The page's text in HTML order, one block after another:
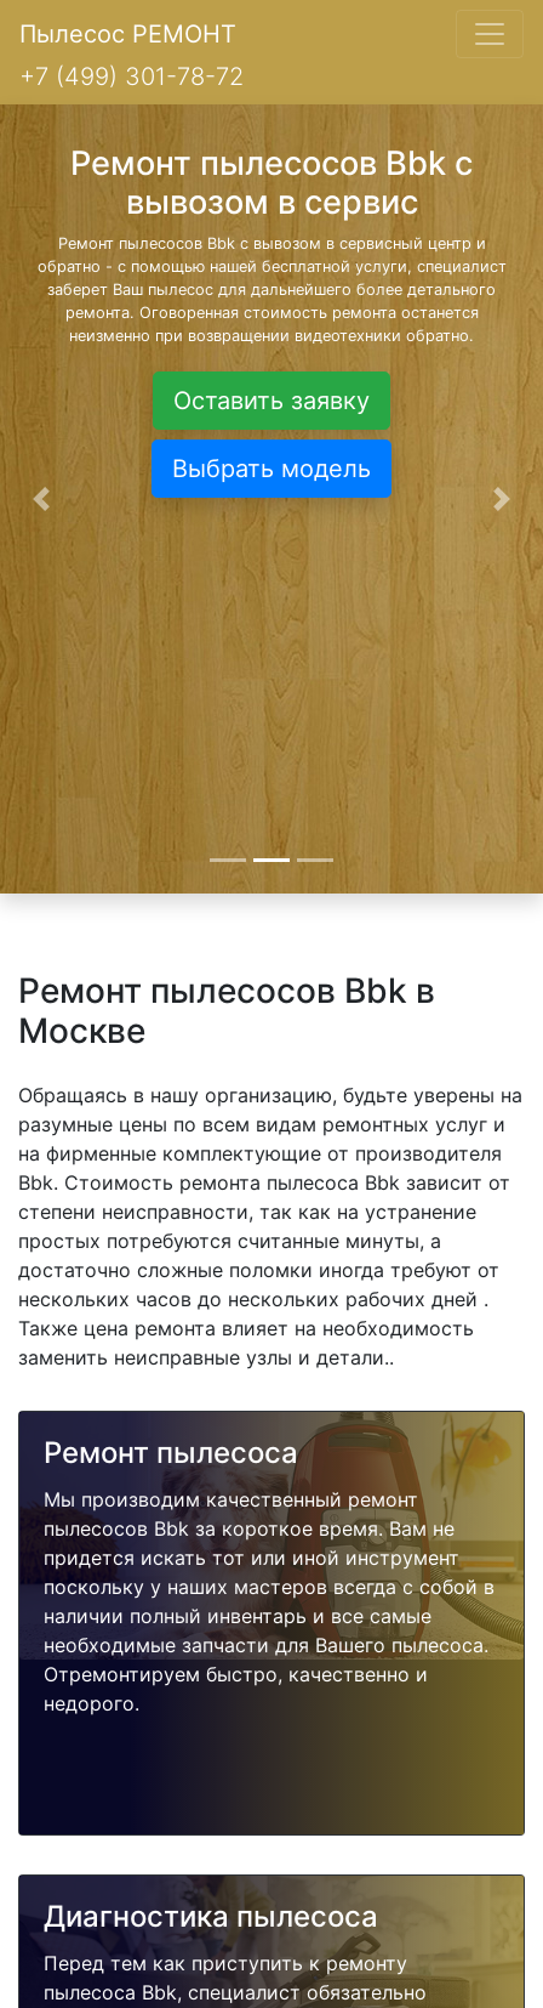
Пылесос РЕМОНТ
+7 (499) 301-78-72
Ремонт пылесосов Bbk с
вывозом в сервис
Ремонт пылесосов Bbk с вывозом в сервисный центр и
обратно - с помощью нашей бесплатной услуги, специалист
заберет Ваш пылесос для дальнейшего более детального
ремонта. Оговоренная стоимость ремонта останется
неизменно при возвращении видеотехники обратно.
Оставить заявку
Выбрать модель
Предыдущая
Ремонт пылесосов Bbk в
Москве
Обращаясь в нашу организацию, будьте уверены на
разумные цены по всем видам ремонтных услуг и
на фирменные комплектующие от производителя
Bbk. Стоимость ремонта пылесоса Bbk зависит от
степени неисправности, так как на устранение
простых потребуются считанные минуты, а
достаточно сложные поломки иногда требуют от
нескольких часов до нескольких рабочих дней .
Также цена ремонта влияет на необходимость
заменить неисправные узлы и детали..
Ремонт пылесоса
Мы производим качественный ремонт
пылесосов Bbk за короткое время. Вам не
придется искать тот или иной инструмент
поскольку у наших мастеров всегда с собой в
наличии полный инвентарь и все самые
необходимые запчасти для Вашего пылесоса.
Отремонтируем быстро, качественно и
недорого.
Диагностика пылесоса
Перед тем как приступить к ремонту
пылесоса Bbk, специалист обязательно